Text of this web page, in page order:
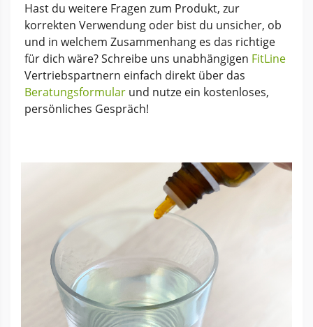
Hast du weitere Fragen zum Produkt, zur
korrekten Verwendung oder bist du unsicher, ob
und in welchem Zusammenhang es das richtige
für dich wäre? Schreibe uns unabhängigen FitLine
Vertriebspartnern einfach direkt über das
Beratungsformular und nutze ein kostenloses,
persönliches Gespräch!